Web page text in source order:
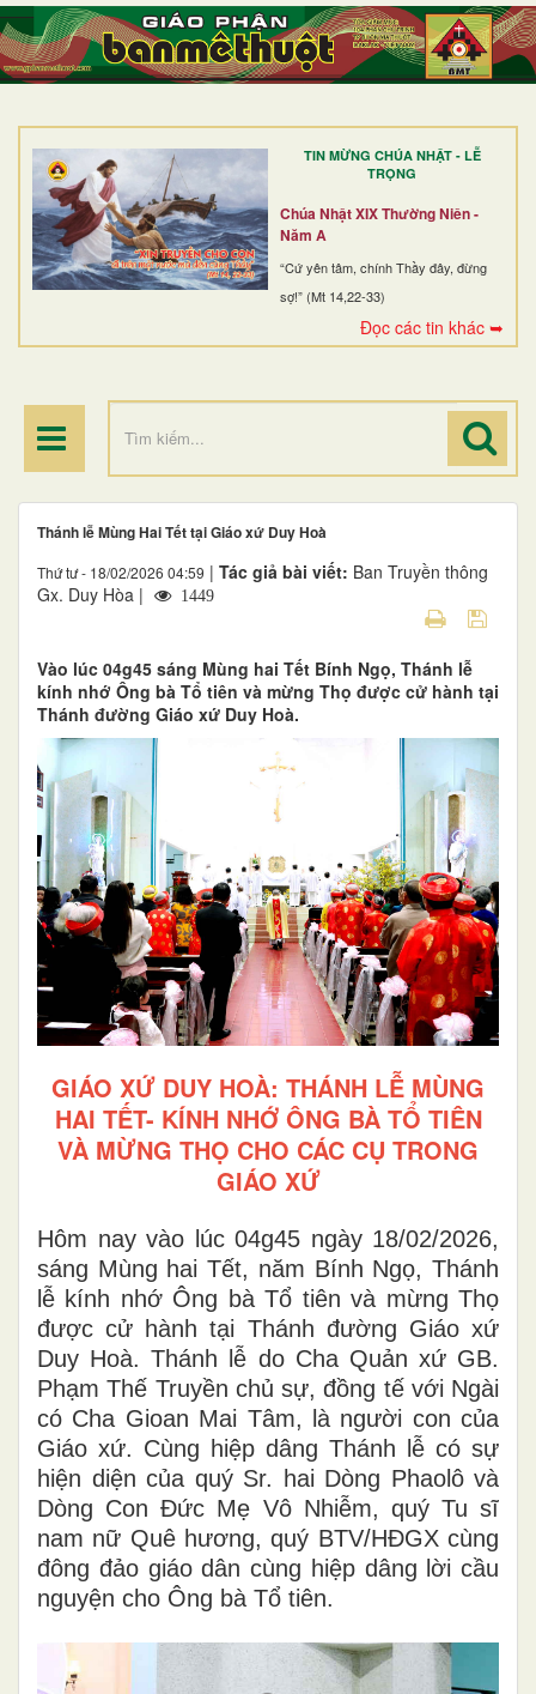
TIN MỪNG CHÚA NHẬT - LỄ
TRỌNG
Chúa Nhật XIX Thường Niên -
Năm A
“Cứ yên tâm, chính Thầy đây, đừng
sợ!” (Mt 14,22-33)
Đọc các tin khác ➥
TRANG NHẤT
GIỚI THIỆU
DÒNG TU
BAN MỤC VỤ
ĐOÀN THỂ CG
ĐIỂM HÀNH HƯƠNG
Thánh lễ Mùng Hai Tết tại Giáo xứ Duy Hoà
Thứ tư - 18/02/2026 04:59 | Tác giả bài viết: Ban Truyền thông
Gx. Duy Hòa |
1449
Vào lúc 04g45 sáng Mùng hai Tết Bính Ngọ, Thánh lễ
kính nhớ Ông bà Tổ tiên và mừng Thọ được cử hành tại
Thánh đường Giáo xứ Duy Hoà.
GIÁO XỨ DUY HOÀ: THÁNH LỄ MÙNG
HAI TẾT- KÍNH NHỚ ÔNG BÀ TỔ TIÊN
VÀ MỪNG THỌ CHO CÁC CỤ TRONG
GIÁO XỨ
Hôm nay vào lúc 04g45 ngày 18/02/2026,
sáng Mùng hai Tết, năm Bính Ngọ, Thánh
lễ kính nhớ Ông bà Tổ tiên và mừng Thọ
được cử hành tại Thánh đường Giáo xứ
Duy Hoà. Thánh lễ do Cha Quản xứ GB.
Phạm Thế Truyền chủ sự, đồng tế với Ngài
có Cha Gioan Mai Tâm, là người con của
Giáo xứ. Cùng hiệp dâng Thánh lễ có sự
hiện diện của quý Sr. hai Dòng Phaolô và
Dòng Con Đức Mẹ Vô Nhiễm, quý Tu sĩ
nam nữ Quê hương, quý BTV/HĐGX cùng
đông đảo giáo dân cùng hiệp dâng lời cầu
nguyện cho Ông bà Tổ tiên.